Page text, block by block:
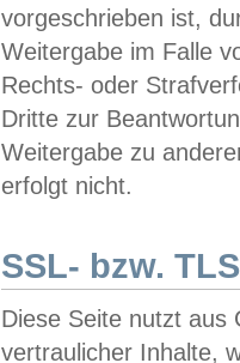
vorgeschrieben ist,
Weitergabe im Falle
Rechts- oder
Dritte zur
Weitergabe zu
erfolgt nicht.
SSL- bzw.
Diese Seite nutzt aus
vertraulicher Inhalte,